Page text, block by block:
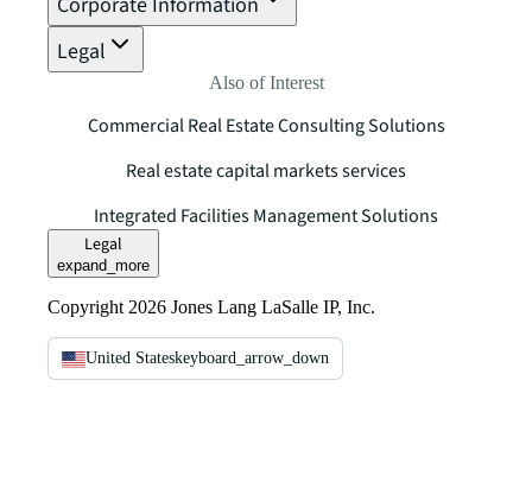
Legal
Also of Interest
Commercial Real Estate Consulting Solutions
Real estate capital markets services
Integrated Facilities Management Solutions
Legal
expand_more
Copyright 2026 Jones Lang LaSalle IP, Inc.
United Stateskeyboard_arrow_down